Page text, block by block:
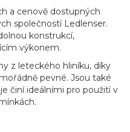
a cenově dostupných
společností Ledlenser.
konstrukcí,
výkonem.
z leteckého hliníku, díky
pevné. Jsou také
činí ideálními pro použití v